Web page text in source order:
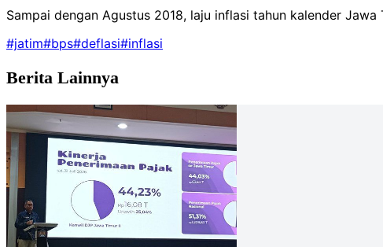
Sampai dengan Agustus 2018, laju inflasi tahun kalender
#jatim#bps#deflasi#inflasi
Berita Lainnya